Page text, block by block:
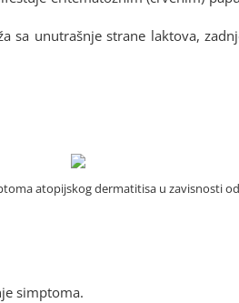
sa unutrašnje strane laktova,
atopijskog dermatitisa u zavisnosti
simptoma.